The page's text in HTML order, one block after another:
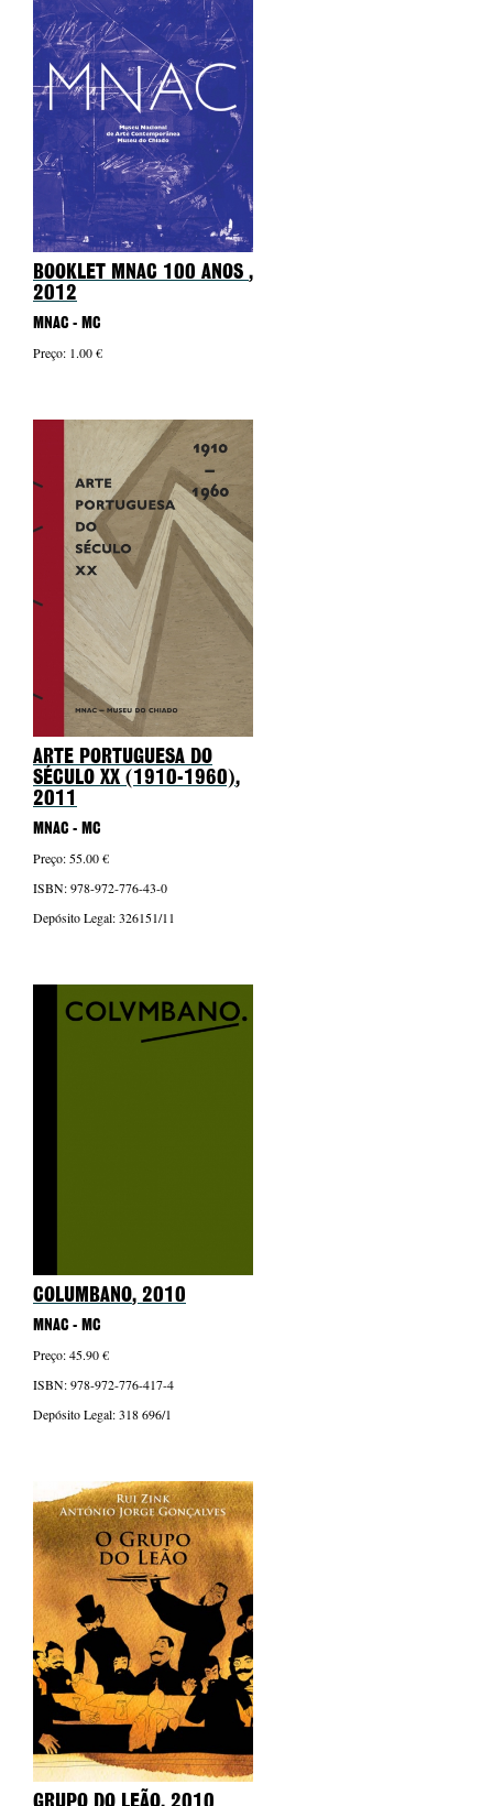
BOOKLET MNAC 100 ANOS ,
2012
MNAC - MC
Preço: 1.00 €
ARTE PORTUGUESA DO
SÉCULO XX (1910-1960),
2011
MNAC - MC
Preço: 55.00 €
ISBN: 978-972-776-43-0
Depósito Legal: 326151/11
COLUMBANO, 2010
MNAC - MC
Preço: 45.90 €
ISBN: 978-972-776-417-4
Depósito Legal: 318 696/1